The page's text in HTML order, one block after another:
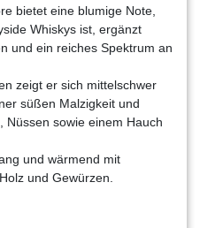
bietet eine blumige Note,
Whiskys ist, ergänzt
und ein reiches Spektrum an
zeigt er sich mittelschwer
süßen Malzigkeit und
Nüssen sowie einem Hauch
und wärmend mit
und Gewürzen.